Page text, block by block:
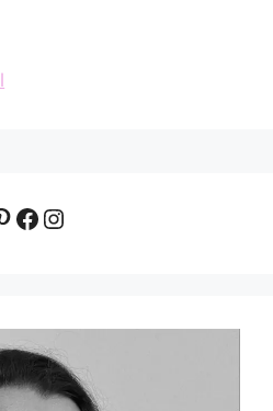
Facebook
Instagram